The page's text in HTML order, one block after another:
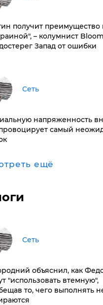
получит преимущество
– колумнист
Запад от ошибки
Сеть
напряженность
самый
ещё
Сеть
объяснил, как
"использовать втемную",
то, чего выполнять